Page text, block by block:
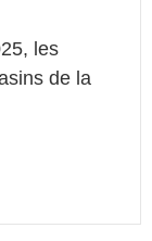
les
de la